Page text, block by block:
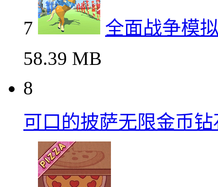
7
全面战争模
58.39 MB
8
可口的披萨无限金币